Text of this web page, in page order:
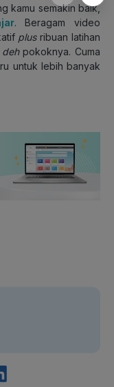
kamu semakin baik,
. Beragam video
plus ribuan latihan
deh pokoknya. Cuma
untuk lebih banyak